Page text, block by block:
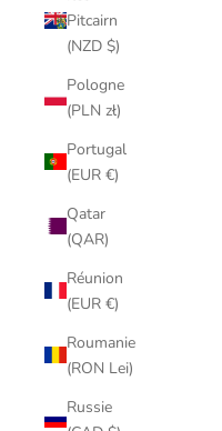
Pitcairn
(NZD $)
Pologne
(PLN zł)
Portugal
(EUR €)
Qatar
(QAR)
Réunion
(EUR €)
Roumanie
(RON Lei)
Russie